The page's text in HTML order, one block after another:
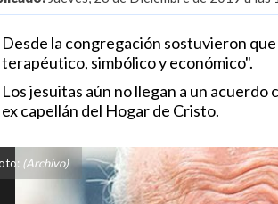
Desde la congregación sostuvieron
terapéutico, simbólico y económico".
Los jesuitas aún no llegan a un
ex capellán del Hogar de Cristo.
(Archivo)